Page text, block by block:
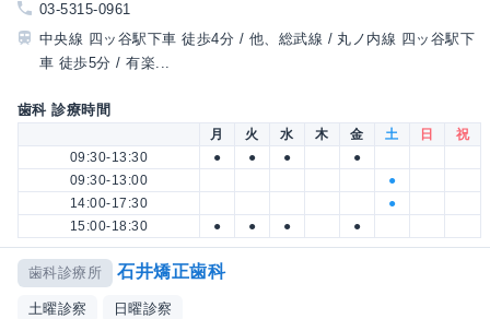
03-5315-0961
中央線 四ッ谷駅下車 徒歩4分 / 他、総武線 / 丸ノ内線 四ッ谷駅下
車 徒歩5分 / 有楽...
歯科 診療時間
月 火 水 木 金 土 日
祝
09:30-13:30
● ● ●
●
09:30-13:00
●
14:00-17:30
●
15:00-18:30
● ● ● ●
歯科診療所 石井矯正歯科
土曜診察 日曜診察